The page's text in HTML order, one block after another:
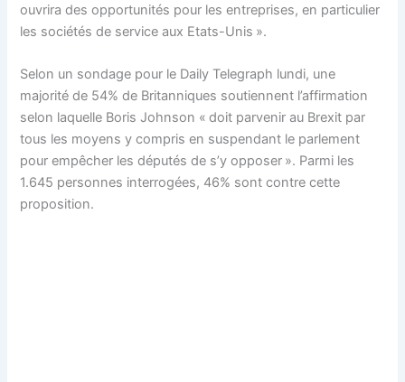
ouvrira des opportunités pour les entreprises, en particulier
les sociétés de service aux Etats-Unis ».
Selon un sondage pour le Daily Telegraph lundi, une
majorité de 54% de Britanniques soutiennent l’affirmation
selon laquelle Boris Johnson « doit parvenir au Brexit par
tous les moyens y compris en suspendant le parlement
pour empêcher les députés de s’y opposer ». Parmi les
1.645 personnes interrogées, 46% sont contre cette
proposition.